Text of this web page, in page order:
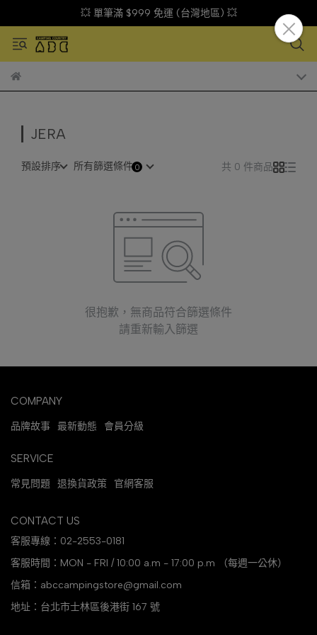
💥 單筆滿 $999 免運 (台灣地區) 💥
JERA
預設排序 所有篩選條件 共 0 件商品
很抱歉，無商品符合篩選條件
請重新輸入篩選
COMPANY
品牌故事 最新動態 會員分級
SERVICE
常見問題 退換貨政策 官網客服
CONTACT US
客服專線：02-2553-0181
客服時間：MON - FRI / 10:00 a.m - 17:00 p.m （每週一公休）
信箱：abccampingstore@gmail.com
地址：台北市士林區後港街 167 號